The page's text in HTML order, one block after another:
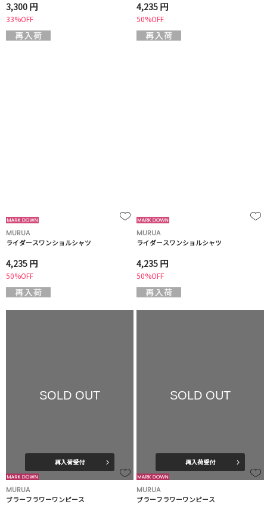
3,300 円
33%OFF
4,235 円
50%OFF
MURUA
ライダースワンショルシャツ
4,235 円
50%OFF
MURUA
ライダースワンショルシャツ
4,235 円
50%OFF
SOLD OUT
再入荷受付
MURUA
ブラーフラワーワンピース
SOLD OUT
再入荷受付
MURUA
ブラーフラワーワンピース